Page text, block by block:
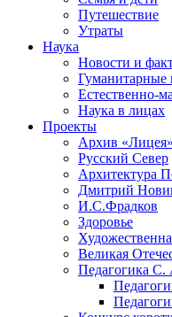
Путешествие
Утраты
Наука
Новости и
Гуманитарные
Естественно-
Наука в лицах
Проекты
Архив
Русский Север
Архитектура
Дмитрий
И.С.Фрадков
Здоровье
Великая
Педагогика С.